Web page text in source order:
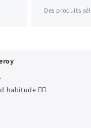
Des produits
état, envoi ultra
plaisir aux enfants.